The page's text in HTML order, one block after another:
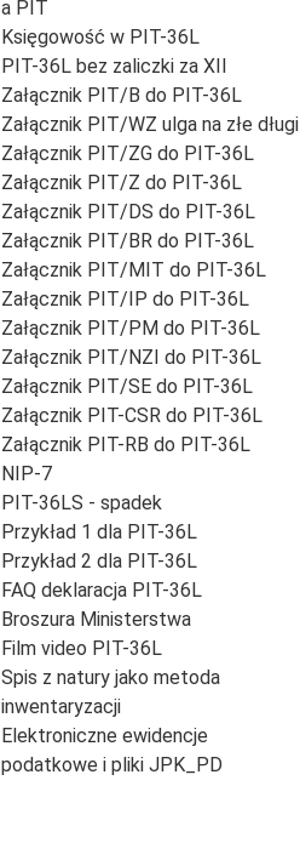
a PIT
Księgowość w PIT-36L
PIT-36L bez zaliczki za XII
Załącznik PIT/B do PIT-36L
Załącznik PIT/WZ ulga na złe długi
Załącznik PIT/ZG do PIT-36L
Załącznik PIT/Z do PIT-36L
Załącznik PIT/DS do PIT-36L
Załącznik PIT/BR do PIT-36L
Załącznik PIT/MIT do PIT-36L
Załącznik PIT/IP do PIT-36L
Załącznik PIT/PM do PIT-36L
Załącznik PIT/NZI do PIT-36L
Załącznik PIT/SE do PIT-36L
Załącznik PIT-CSR do PIT-36L
Załącznik PIT-RB do PIT-36L
NIP-7
PIT-36LS - spadek
Przykład 1 dla PIT-36L
Przykład 2 dla PIT-36L
FAQ deklaracja PIT-36L
Broszura Ministerstwa
Film video PIT-36L
Spis z natury jako metoda
inwentaryzacji
Elektroniczne ewidencje
podatkowe i pliki JPK_PD